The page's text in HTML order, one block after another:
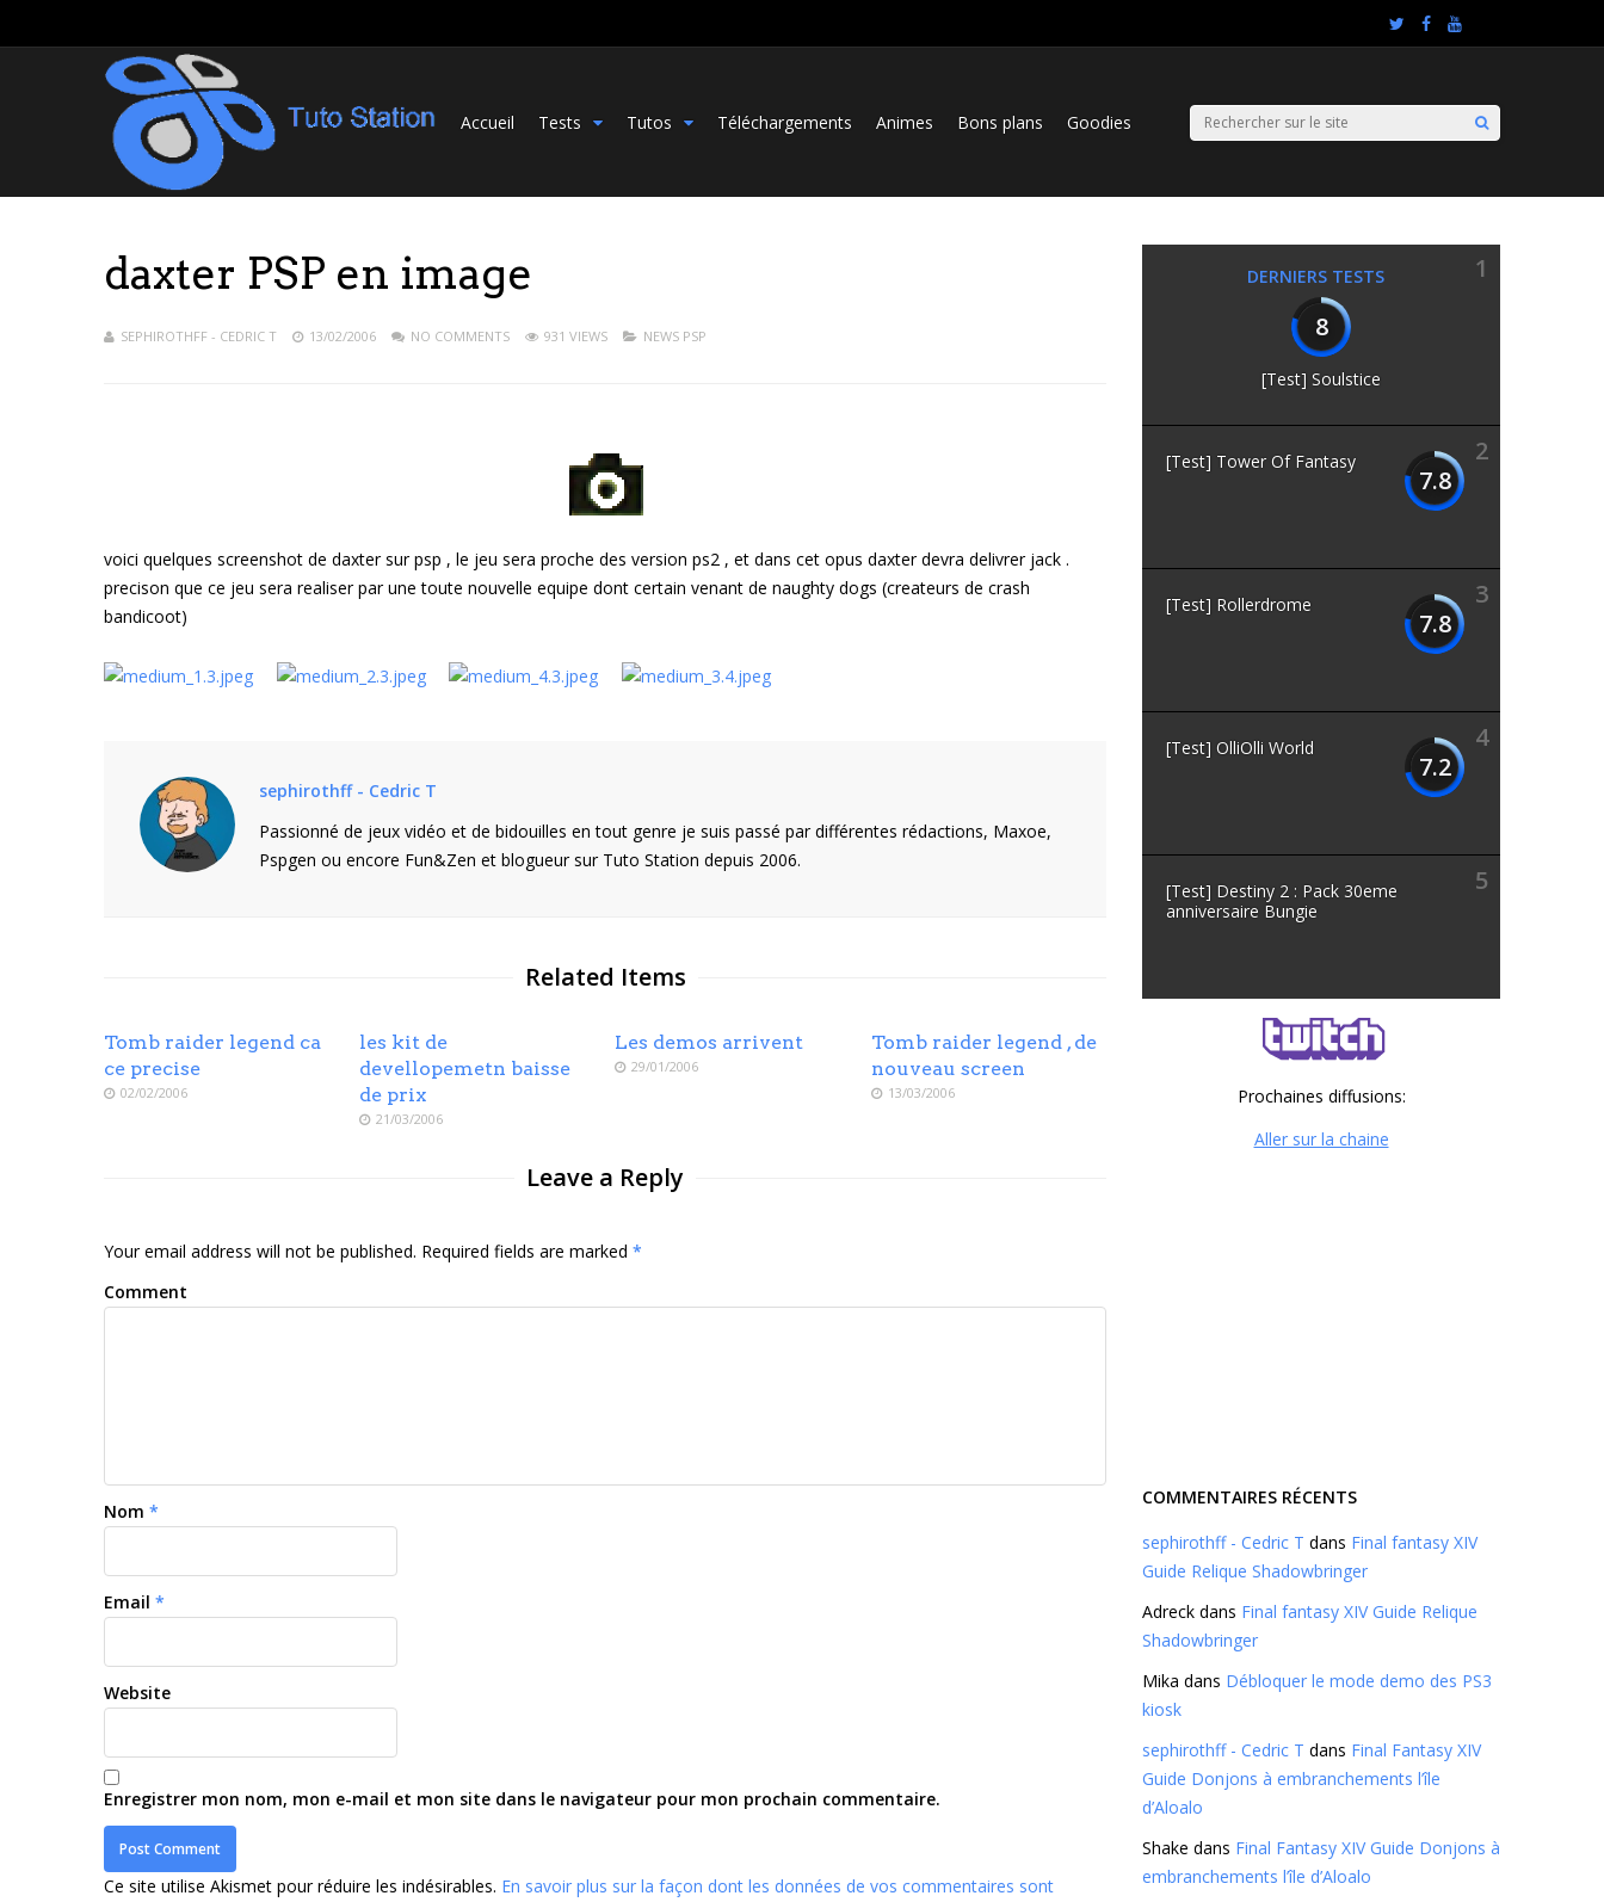
Accueil Tests Tutos Téléchargements Animes Bons plans Goodies
daxter PSP en image
SEPHIROTHFF - CEDRIC T 13/02/2006 NO COMMENTS 931 VIEWS NEWS PSP
voici quelques screenshot de daxter sur psp , le jeu sera proche des version ps2 , et dans cet opus daxter devra delivrer jack .
precison que ce jeu sera realiser par une toute nouvelle equipe dont certain venant de naughty dogs (createurs de crash
bandicoot)
sephirothff - Cedric T
Passionné de jeux vidéo et de bidouilles en tout genre je suis passé par différentes rédactions, Maxoe,
Pspgen ou encore Fun&Zen et blogueur sur Tuto Station depuis 2006.
Related Items
Tomb raider legend ca
ce precise
02/02/2006
les kit de
devellopemetn baisse
de prix
21/03/2006
Les demos arrivent
29/01/2006
Tomb raider legend , de
nouveau screen
13/03/2006
Leave a Reply
Your email address will not be published. Required fields are marked *
Comment
Nom *
Email *
Website
Enregistrer mon nom, mon e-mail et mon site dans le navigateur pour mon prochain commentaire.
Ce site utilise Akismet pour réduire les indésirables. En savoir plus sur la façon dont les données de vos commentaires sont
DERNIERS TESTS
1
8
[Test] Soulstice
2
7.8
[Test] Tower Of Fantasy
3
7.8
[Test] Rollerdrome
4
7.2
[Test] OlliOlli World
5
[Test] Destiny 2 : Pack 30eme
anniversaire Bungie
Prochaines diffusions:
Aller sur la chaine
COMMENTAIRES RÉCENTS
sephirothff - Cedric T dans Final fantasy XIV
Guide Relique Shadowbringer
Adreck dans Final fantasy XIV Guide Relique
Shadowbringer
Mika dans Débloquer le mode demo des PS3
kiosk
sephirothff - Cedric T dans Final Fantasy XIV
Guide Donjons à embranchements l’île
d’Aloalo
Shake dans Final Fantasy XIV Guide Donjons à
embranchements l’île d’Aloalo